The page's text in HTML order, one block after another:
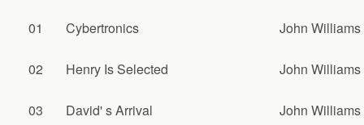
01 Cybertronics John Williams
02 Henry Is Selected John Williams
03 David' s Arrival John Williams